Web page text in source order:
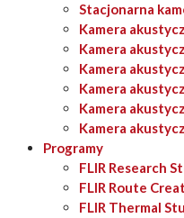
Stacjonarna
Kamera
Kamera
Kamera
Kamera
Kamera
Kamera
Programy
FLIR Research
FLIR Route
FLIR Thermal